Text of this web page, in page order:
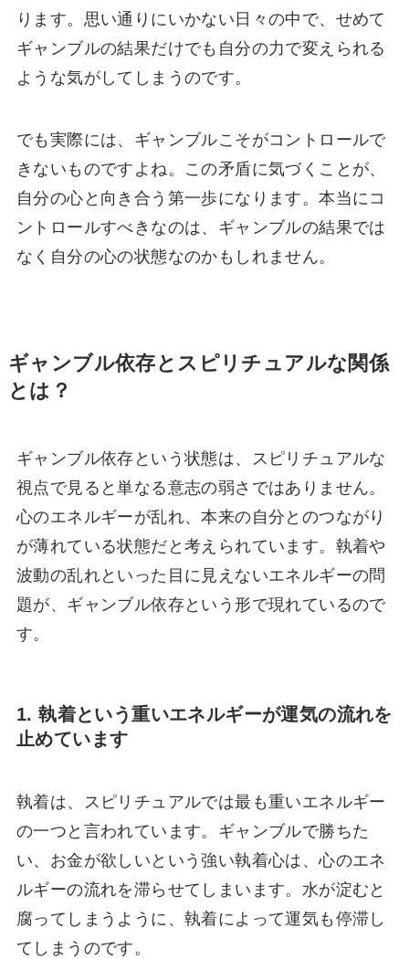
ります。思い通りにいかない日々の中で、せめて
ギャンブルの結果だけでも自分の力で変えられる
ような気がしてしまうのです。
でも実際には、ギャンブルこそがコントロールで
きないものですよね。この矛盾に気づくことが、
自分の心と向き合う第一歩になります。本当にコ
ントロールすべきなのは、ギャンブルの結果では
なく自分の心の状態なのかもしれません。
ギャンブル依存とスピリチュアルな関係
とは？
ギャンブル依存という状態は、スピリチュアルな
視点で見ると単なる意志の弱さではありません。
心のエネルギーが乱れ、本来の自分とのつながり
が薄れている状態だと考えられています。執着や
波動の乱れといった目に見えないエネルギーの問
題が、ギャンブル依存という形で現れているので
す。
1. 執着という重いエネルギーが運気の流れを
止めています
執着は、スピリチュアルでは最も重いエネルギー
の一つと言われています。ギャンブルで勝ちた
い、お金が欲しいという強い執着心は、心のエネ
ルギーの流れを滞らせてしまいます。水が淀むと
腐ってしまうように、執着によって運気も停滞し
てしまうのです。